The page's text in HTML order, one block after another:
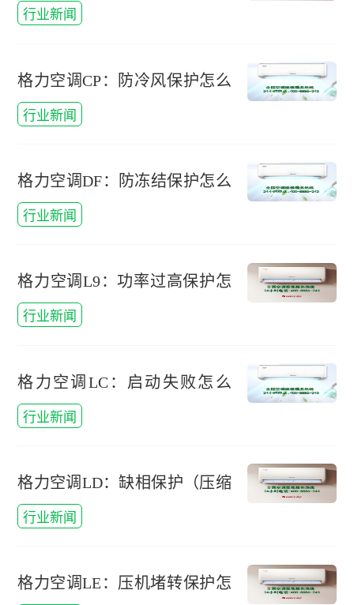
办，格力空调三条线怎么接线
行业新闻
格力空调CP：防冷风保护怎么
办，格力空调防冷风保护是什
行业新闻
格力空调DF：防冻结保护怎么
办，格力空调df:防冻结保护怎
行业新闻
格力空调L9：功率过高保护怎
么办，格力空调输出功率
行业新闻
格力空调LC：启动失败怎么
办，格力空调启动不了什么原
行业新闻
格力空调LD：缺相保护（压缩
机三相不平衡保护）怎么办，
行业新闻
格力空调LE：压机堵转保护怎